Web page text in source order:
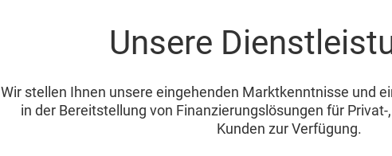
Unsere
Wir stellen Ihnen unsere eingehenden Marktkenntnisse und
in der Bereitstellung von Finanzierungslösungen für
Kunden zur Verfügung.